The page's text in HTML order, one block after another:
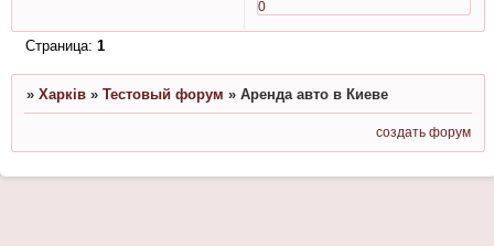
0
Страница: 1
» Харків » Тестовый форум » Аренда авто в Киеве
создать форум